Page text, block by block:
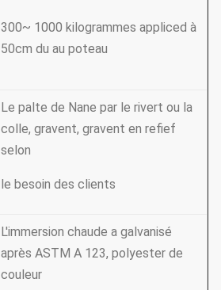
300~ 1000 kilogrammes appliced à
50cm du au poteau
Le palte de Nane par le rivert ou la
colle, gravent, gravent en refief
selon
le besoin des clients
L'immersion chaude a galvanisé
après ASTM A 123, polyester de
couleur